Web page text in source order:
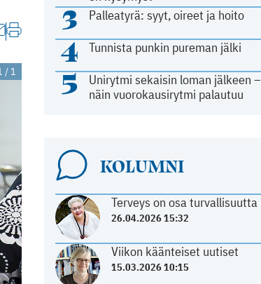
3 Palleatyrä: syyt, oireet ja hoito
4 Tunnista punkin pureman jälki
5
Unirytmi sekaisin loman jälkeen –
näin vuorokausirytmi palautuu
KOLUMNI
Terveys on osa turvallisuutta
26.04.2026 15:32
Viikon käänteiset uutiset
15.03.2026 10:15
/ 1